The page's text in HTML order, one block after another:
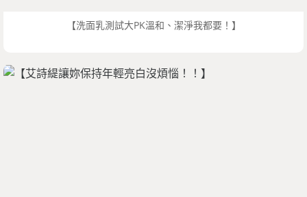
【洗面乳測試大PK溫和、潔淨我都要！】